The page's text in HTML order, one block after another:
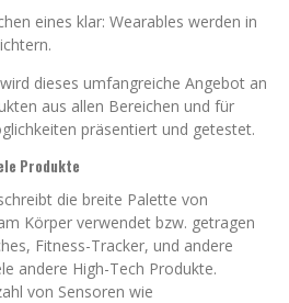
eines klar: Wearables werden in
dieses umfangreiche Angebot an
aus allen Bereichen und für
präsentiert und getestet.
Produkte
die breite Palette von
Körper verwendet bzw. getragen
Fitness-Tracker, und andere
andere High-Tech Produkte.
von Sensoren wie